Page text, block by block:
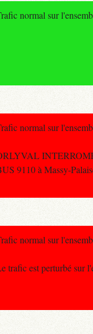
normal sur
normal sur
9110 à Massy-
normal sur
trafic est perturbé sur